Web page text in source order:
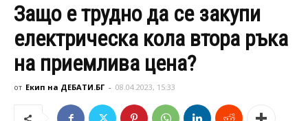
Защо е трудно да се закупи
електрическа кола втора ръка
на приемлива цена?
от Екип на ДЕБАТИ.БГ - 08.04.2023, 15:33